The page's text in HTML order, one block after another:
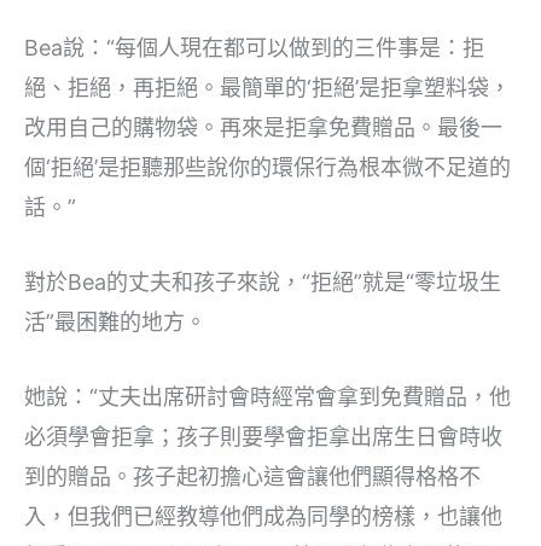
Bea說：“每個人現在都可以做到的三件事是：拒
絕、拒絕，再拒絕。最簡單的‘拒絕’是拒拿塑料袋，
改用自己的購物袋。再來是拒拿免費贈品。最後一
個‘拒絕’是拒聽那些說你的環保行為根本微不足道的
話。”
對於Bea的丈夫和孩子來說，“拒絕”就是“零垃圾生
活”最困難的地方。
她說：“丈夫出席研討會時經常會拿到免費贈品，他
必須學會拒拿；孩子則要學會拒拿出席生日會時收
到的贈品。孩子起初擔心這會讓他們顯得格格不
入，但我們已經教導他們成為同學的榜樣，也讓他